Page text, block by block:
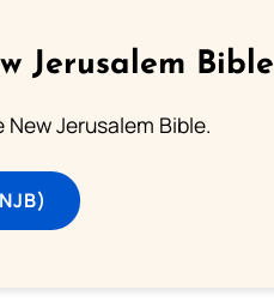
Jerusalem Bible
Jerusalem Bible.